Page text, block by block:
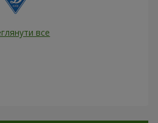
все